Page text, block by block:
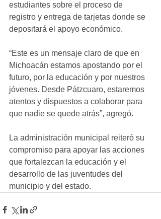
estudiantes sobre el proceso de
registro y entrega de tarjetas donde se
depositará el apoyo económico.
“Este es un mensaje claro de que en
Michoacán estamos apostando por el
futuro, por la educación y por nuestros
jóvenes. Desde Pátzcuaro, estaremos
atentos y dispuestos a colaborar para
que nadie se quede atrás”, agregó.
La administración municipal reiteró su
compromiso para apoyar las acciones
que fortalezcan la educación y el
desarrollo de las juventudes del
municipio y del estado.